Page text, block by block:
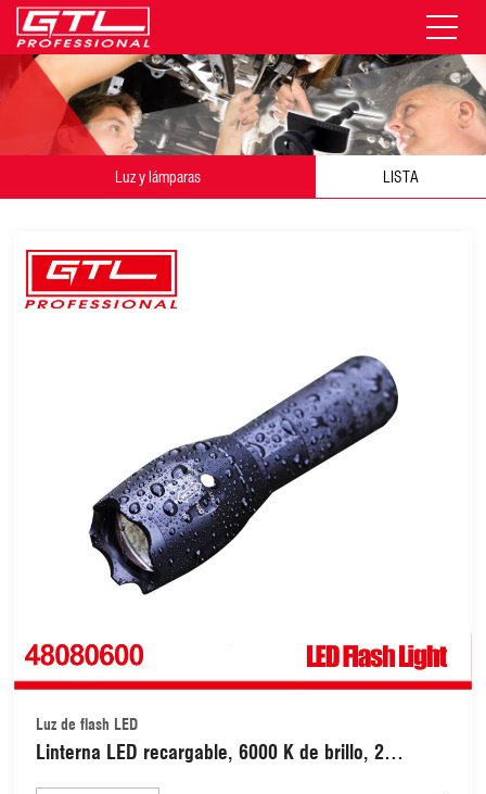
Luz y lámparas LISTA
Luz de flash LED
Linterna LED recargable, 6000 K de brillo, 2